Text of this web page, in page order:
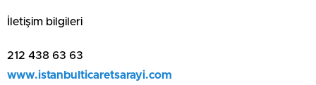
İletişim bilgileri
212 438 63 63
www.istanbulticaretsarayi.com